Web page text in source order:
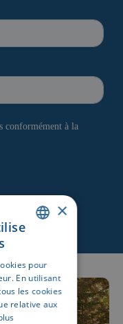
FRENCH
×
pour
En utilisant
les cookies
relative aux